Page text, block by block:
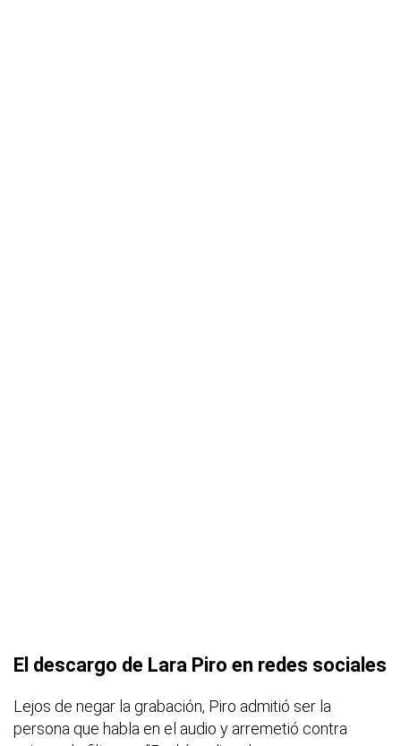
El descargo de Lara Piro en redes sociales
Lejos de negar la grabación, Piro admitió ser la
persona que habla en el audio y arremetió contra